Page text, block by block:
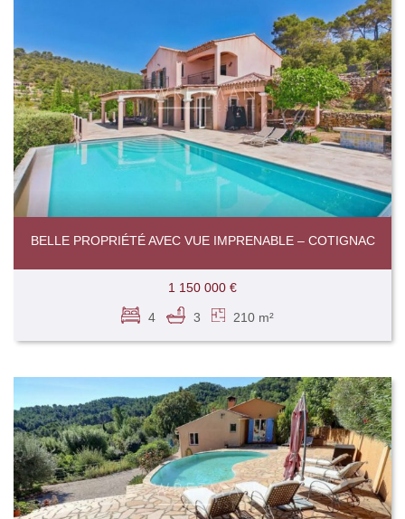
BELLE PROPRIÉTÉ AVEC VUE IMPRENABLE – COTIGNAC
1 150 000 €
4 3 210 m²